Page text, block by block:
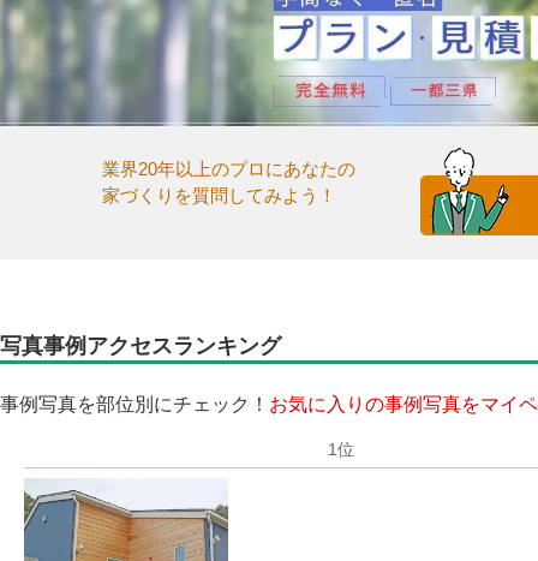
業界20年以上のプロにあなたの
家づくりを質問してみよう！
写真事例アクセスランキング
事例写真を部位別にチェック！ お気に入りの事例写真をマイ